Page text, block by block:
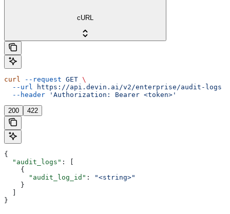
cURL
curl --request GET \
  --url
https://api.devin.ai/v2/enterprise/audit-logs
  --header
'Authorization: Bearer <token>'
200 422
{
  "audit_logs"
: [
    {
      "audit_log_id"
:
"<string>"
    }
  ]
}